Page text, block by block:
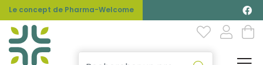
Le concept de Pharma-Welcome